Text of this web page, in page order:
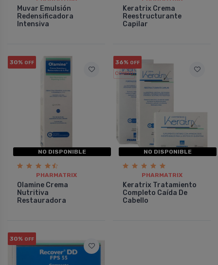
Muvar Emulsión
Redensificadora
Intensiva
Keratrix Crema
Reestructurante
Capilar
30% OFF
NO DISPONIBLE
PHARMATRIX
Olamine Crema
Nutritiva
Restauradora
36% OFF
COMBO
NO DISPONIBLE
PHARMATRIX
Keratrix Tratamiento
Completo Caí­da De
Cabello
30% OFF